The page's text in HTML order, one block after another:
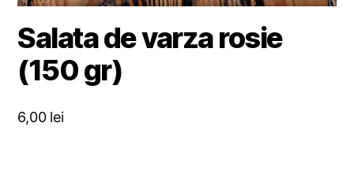
Salata de varza rosie
(150 gr)
6,00 lei